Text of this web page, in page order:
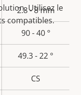
2.8 - 8 mm
90 - 40 °
49.3 - 22 °
CS
Utilisez le
compatibles.